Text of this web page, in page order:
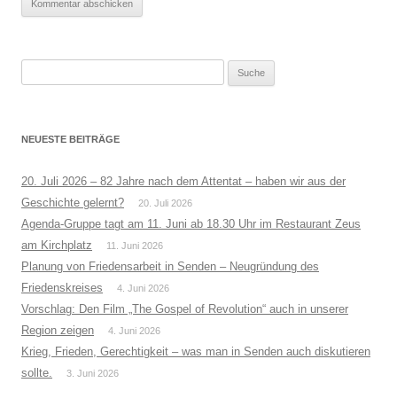
NEUESTE BEITRÄGE
20. Juli 2026 – 82 Jahre nach dem Attentat – haben wir aus der
Geschichte gelernt?
20. Juli 2026
Agenda-Gruppe tagt am 11. Juni ab 18.30 Uhr im Restaurant Zeus
am Kirchplatz
11. Juni 2026
Planung von Friedensarbeit in Senden – Neugründung des
Friedenskreises
4. Juni 2026
Vorschlag: Den Film „The Gospel of Revolution“ auch in unserer
Region zeigen
4. Juni 2026
Krieg, Frieden, Gerechtigkeit – was man in Senden auch diskutieren
sollte.
3. Juni 2026